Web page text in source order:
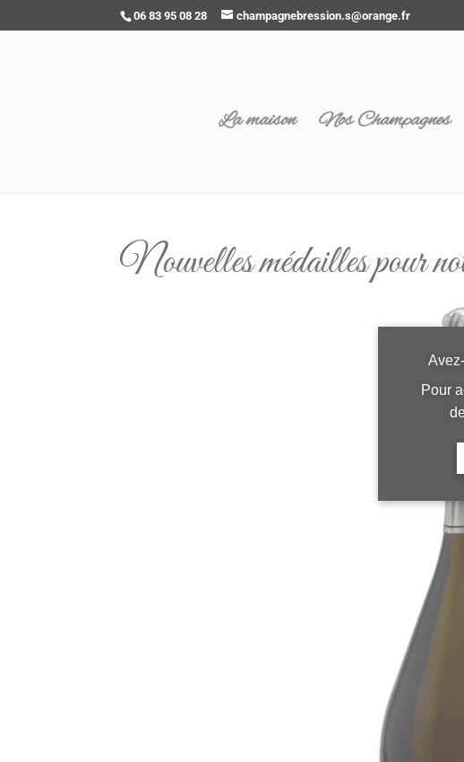
06 83 95 08 28 champagnebression.s@orange.fr
La maison Nos Champagnes
Nouvelles médailles pour
Pour